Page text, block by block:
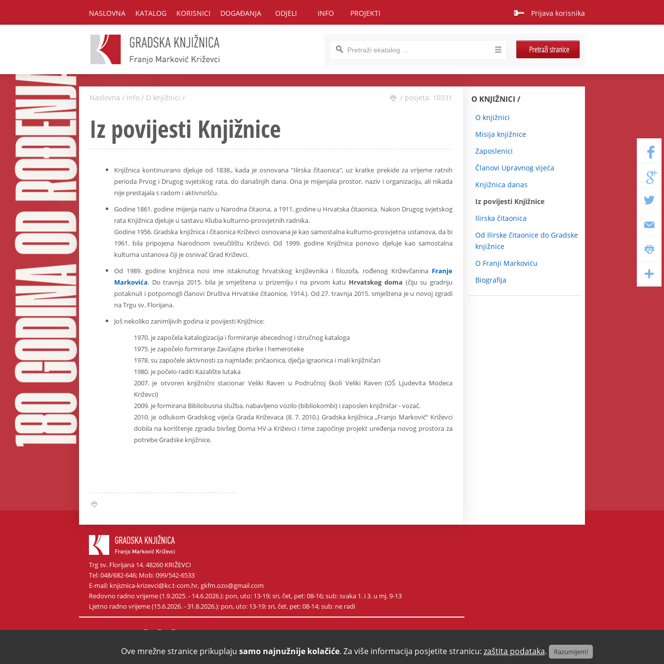
NASLOVNA KATALOG KORISNICI DOGAĐANJA ODJELI INFO PROJEKTI Prijava korisnika
Naslovna / Info / O knjižnici / / posjeta: 10331
Iz povijesti Knjižnice
Knjižnica kontinuirano djeluje od 1838., kada je osnovana "Ilirska čitaonica", uz kratke prekide za vrijeme ratnih
perioda Prvog i Drugog svjetskog rata, do današnjih dana. Ona je mijenjala prostor, naziv i organizaciju, ali nikada
nije prestajala s radom i aktivnošću.
Godine 1861. godine mijenja naziv u Narodna čitaona, a 1911. godine u Hrvatska čitaonica. Nakon Drugog svjetskog
rata Knjižnica djeluje u sastavu Kluba kulturno-prosvjetnih radnika.
Godine 1956. Gradska knjižnica i čitaonica Križevci osnovana je kao samostalna kulturno-prosvjetna ustanova, da bi
1961. bila pripojena Narodnom sveučilištu Križevci. Od 1999. godine Knjižnica ponovo djeluje kao samostalna
kulturna ustanova čiji je osnivač Grad Križevci.
Od 1989. godine knjižnica nosi ime istaknutog hrvatskog književnika i filozofa, rođenog Križevčanina Franje
Markovića. Do travnja 2015. bila je smještena u prizemlju i na prvom katu Hrvatskog doma (čiju su gradnju
potaknuli i potpomogli članovi Društva Hrvatske čitaonice, 1914.). Od 27. travnja 2015. smještena je u novoj zgradi
na Trgu sv. Florijana.
Još nekoliko zanimljivih godina iz povijesti Knjižnice:
1970. je započela katalogizacija i formiranje abecednog i stručnog kataloga
1975. je započelo formiranje Zavičajne zbirke i hemeroteke
1978. su započele aktivnosti za najmlađe: pričaonica, dječja igraonica i mali knjižničari
1980. je počelo raditi Kazalište lutaka
2007. je otvoren knjižnični stacionar Veliki Raven u Područnoj školi Veliki Raven (OŠ Ljudevita Modeca
Križevci)
2009. je formirana Bibliobusna služba, nabavljeno vozilo (bibliokombi) i zaposlen knjižničar - vozač.
2010. je odlukom Gradskog vijeća Grada Križevaca (8. 7. 2010.) Gradska knjižnica „Franjo Marković“ Križevci
dobila na korištenje zgradu bivšeg Doma HV-a Križevci i time započinje projekt uređenja novog prostora za
potrebe Gradske knjižnice.
O KNJIŽNICI
O knjižnici
Misija knjižnice
Zaposlenici
Članovi Upravnog vijeća
Knjižnica danas
Iz povijesti Knjižnice
Ilirska čitaonica
Od Ilirske čitaonice do Gradske
knjižnice
O Franji Markoviću
Biografija
Trg sv. Florijana 14. 48260 KRIŽEVCI
Tel: 048/682-646; Mob: 099/542-6533
E-mail: knjiznica-krizevci@kc.t-com.hr, gkfm.ozo@gmail.com
Redovno radno vrijeme (1.9.2025. - 14.6.2026.): pon, uto: 13-19; sri, čet, pet: 08-16; sub: svaka 1. i 3. u mj. 9-13
Ljetno radno vrijeme (15.6.2026. - 31.8.2026.): pon, uto: 13-19; sri, čet, pet: 08-14; sub: ne radi
/ IMPRESSUM / MAPA STRANICA / IZJAVA O PRIVATNOSTI / KONTAKTIRAJTE NAS
Ove mrežne stranice prikuplaju samo najnužnije kolačiće. Za više informacija posjetite stranicu: zaštita podataka. Razumijem!